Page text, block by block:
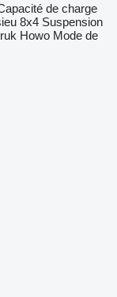
de charge
8x4 Suspension
Howo Mode de